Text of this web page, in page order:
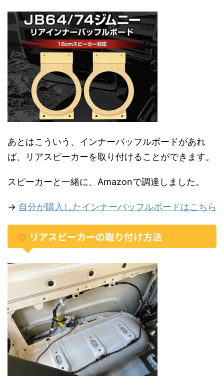
あとはこういう、インナーバッフルボードがあれ
ば、リアスピーカーを取り付けることができます。
スピーカーと一緒に、Amazonで調達しました。
→ 自分が購入したインナーバッフルボードはこちら
リアスピーカーの取り付け方法